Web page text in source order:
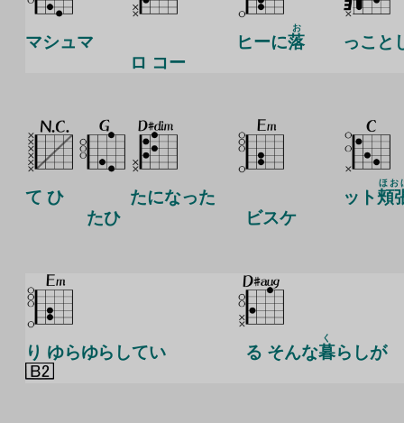
マシュマ
ロ コー
ヒーに落
お
っこと
て ひ
たひ
たになった
ビスケ
ット頬
ほお
り ゆらゆらしてい る そんな暮
く
らしが